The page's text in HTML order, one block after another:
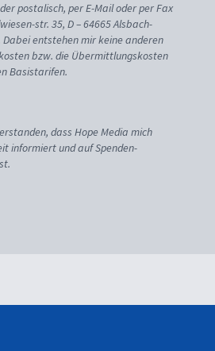
postalisch, per E-Mail oder per Fax
str. 35, D – 64665 Alsbach-
entstehen mir keine anderen
bzw. die Übermittlungskosten
Basistarifen.
dass Hope Media mich
informiert und auf Spenden-